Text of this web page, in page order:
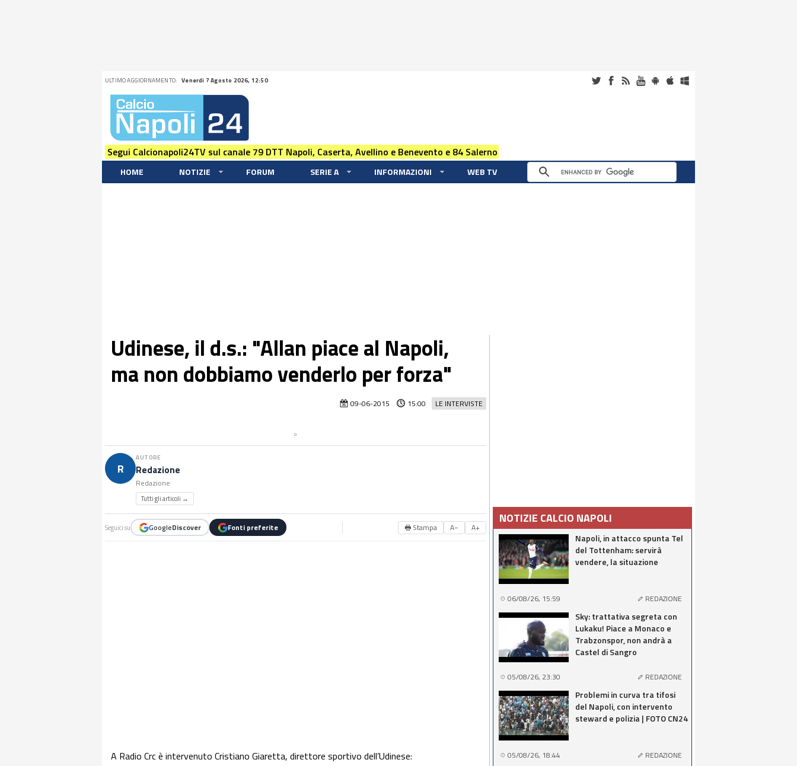
ULTIMO AGGIORNAMENTO: Venerdi 7 Agosto 2026, 12:50
Segui Calcionapoli24TV sul canale 79 DTT Napoli, Caserta, Avellino e Benevento e 84 Salerno
HOME NOTIZIE FORUM SERIE A INFORMAZIONI WEB TV
Udinese, il d.s.: "Allan piace al Napoli,
ma non dobbiamo venderlo per forza"
LE INTERVISTE
09-06-2015 15:00
R
AUTORE
Redazione
Redazione
Tutti gli articoli →
Seguici su GoogleDiscover Fonti preferite 🖶 Stampa A− A+
A Radio Crc è intervenuto Cristiano Giaretta, direttore sportivo dell’Udinese:
NOTIZIE CALCIO NAPOLI
Napoli, in attacco spunta Tel
del Tottenham: servirà
vendere, la situazione
06/08/26, 15:59 REDAZIONE
Sky: trattativa segreta con
Lukaku! Piace a Monaco e
Trabzonspor, non andrà a
Castel di Sangro
05/08/26, 23:30 REDAZIONE
Problemi in curva tra tifosi
del Napoli, con intervento
steward e polizia | FOTO CN24
05/08/26, 18:44 REDAZIONE